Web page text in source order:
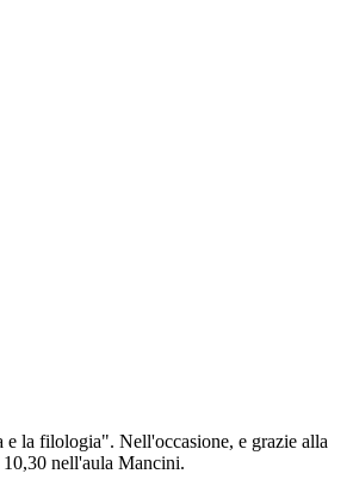
la filologia". Nell'occasione, e grazie alla
nell'aula Mancini.